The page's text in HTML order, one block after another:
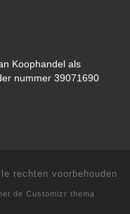
Koophandel als
nummer 39071690
rechten voorbehouden
de Customizr thema